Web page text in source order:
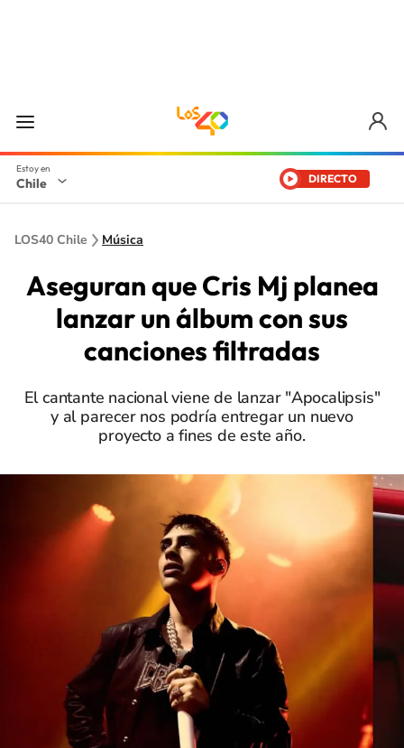
Chile DIRECTO
LOS40 Chile Música
Aseguran que Cris Mj planea
lanzar un álbum con sus
canciones filtradas
El cantante nacional viene de lanzar "Apocalipsis"
y al parecer nos podría entregar un nuevo
proyecto a fines de este año.